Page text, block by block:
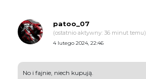
patoo_07
(ostatnio aktywny: 36 minut temu)
4 lutego 2024, 22:46
No i fajnie, niech kupują.